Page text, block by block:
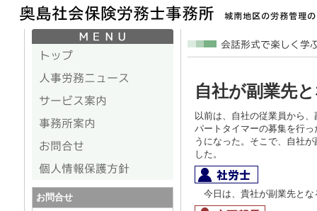
自社が副業先
以前は、自社の従業員から
パートタイマーの募集を行
うになった。そこで、自社
した。
今日は、貴社が副業先とな
お問合せ